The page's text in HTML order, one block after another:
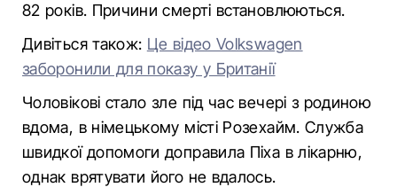
82 років. Причини смерті встановлюються.
Дивіться також: Це відео Volkswagen
заборонили для показу у Британії
Чоловікові стало зле під час вечері з родиною
вдома, в німецькому місті Розехайм. Служба
швидкої допомоги доправила Піха в лікарню,
однак врятувати його не вдалось.